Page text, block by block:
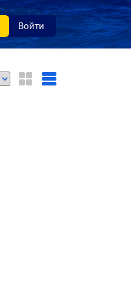
Войти